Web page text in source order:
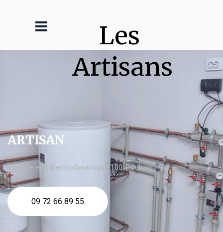
Les
Artisans
ARTISAN
chauffe eau thermodynamique 100l Roubaix
09 72 66 89 55